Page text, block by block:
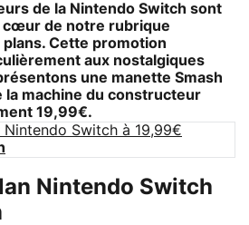
de la Nintendo Switch sont
cœur de notre rubrique
Cette promotion
aux nostalgiques
une manette Smash
la machine du constructeur
19,99€.
Nintendo Switch à 19,99€
Nintendo Switch